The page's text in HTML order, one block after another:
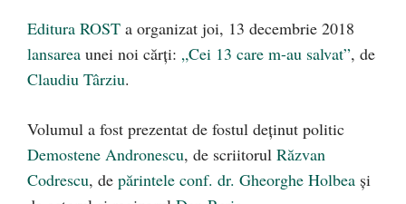
Editura ROST a organizat joi, 13 decembrie 2018
lansarea unei noi cărți: „Cei 13 care m-au salvat”, de
Claudiu Târziu.
Volumul a fost prezentat de fostul deținut politic
Demostene Andronescu, de scriitorul Răzvan
Codrescu, de părintele conf. dr. Gheorghe Holbea și